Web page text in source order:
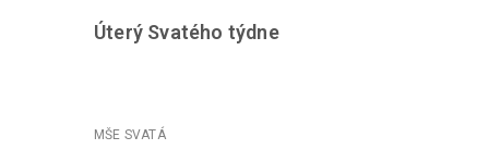
Úterý Svatého týdne